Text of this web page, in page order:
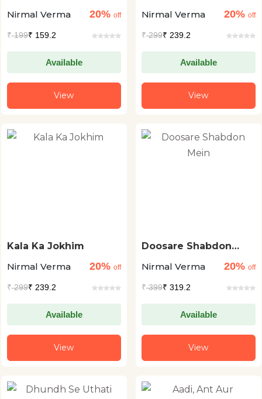
Nirmal Verma
20% off
₹199₹ 159.2
Available
View
Nirmal Verma
20% off
₹299₹ 239.2
Available
View
Kala Ka Jokhim
Nirmal Verma
20% off
₹299₹ 239.2
Available
View
Doosare Shabdon
Nirmal Verma
20% off
₹399₹ 319.2
Available
View